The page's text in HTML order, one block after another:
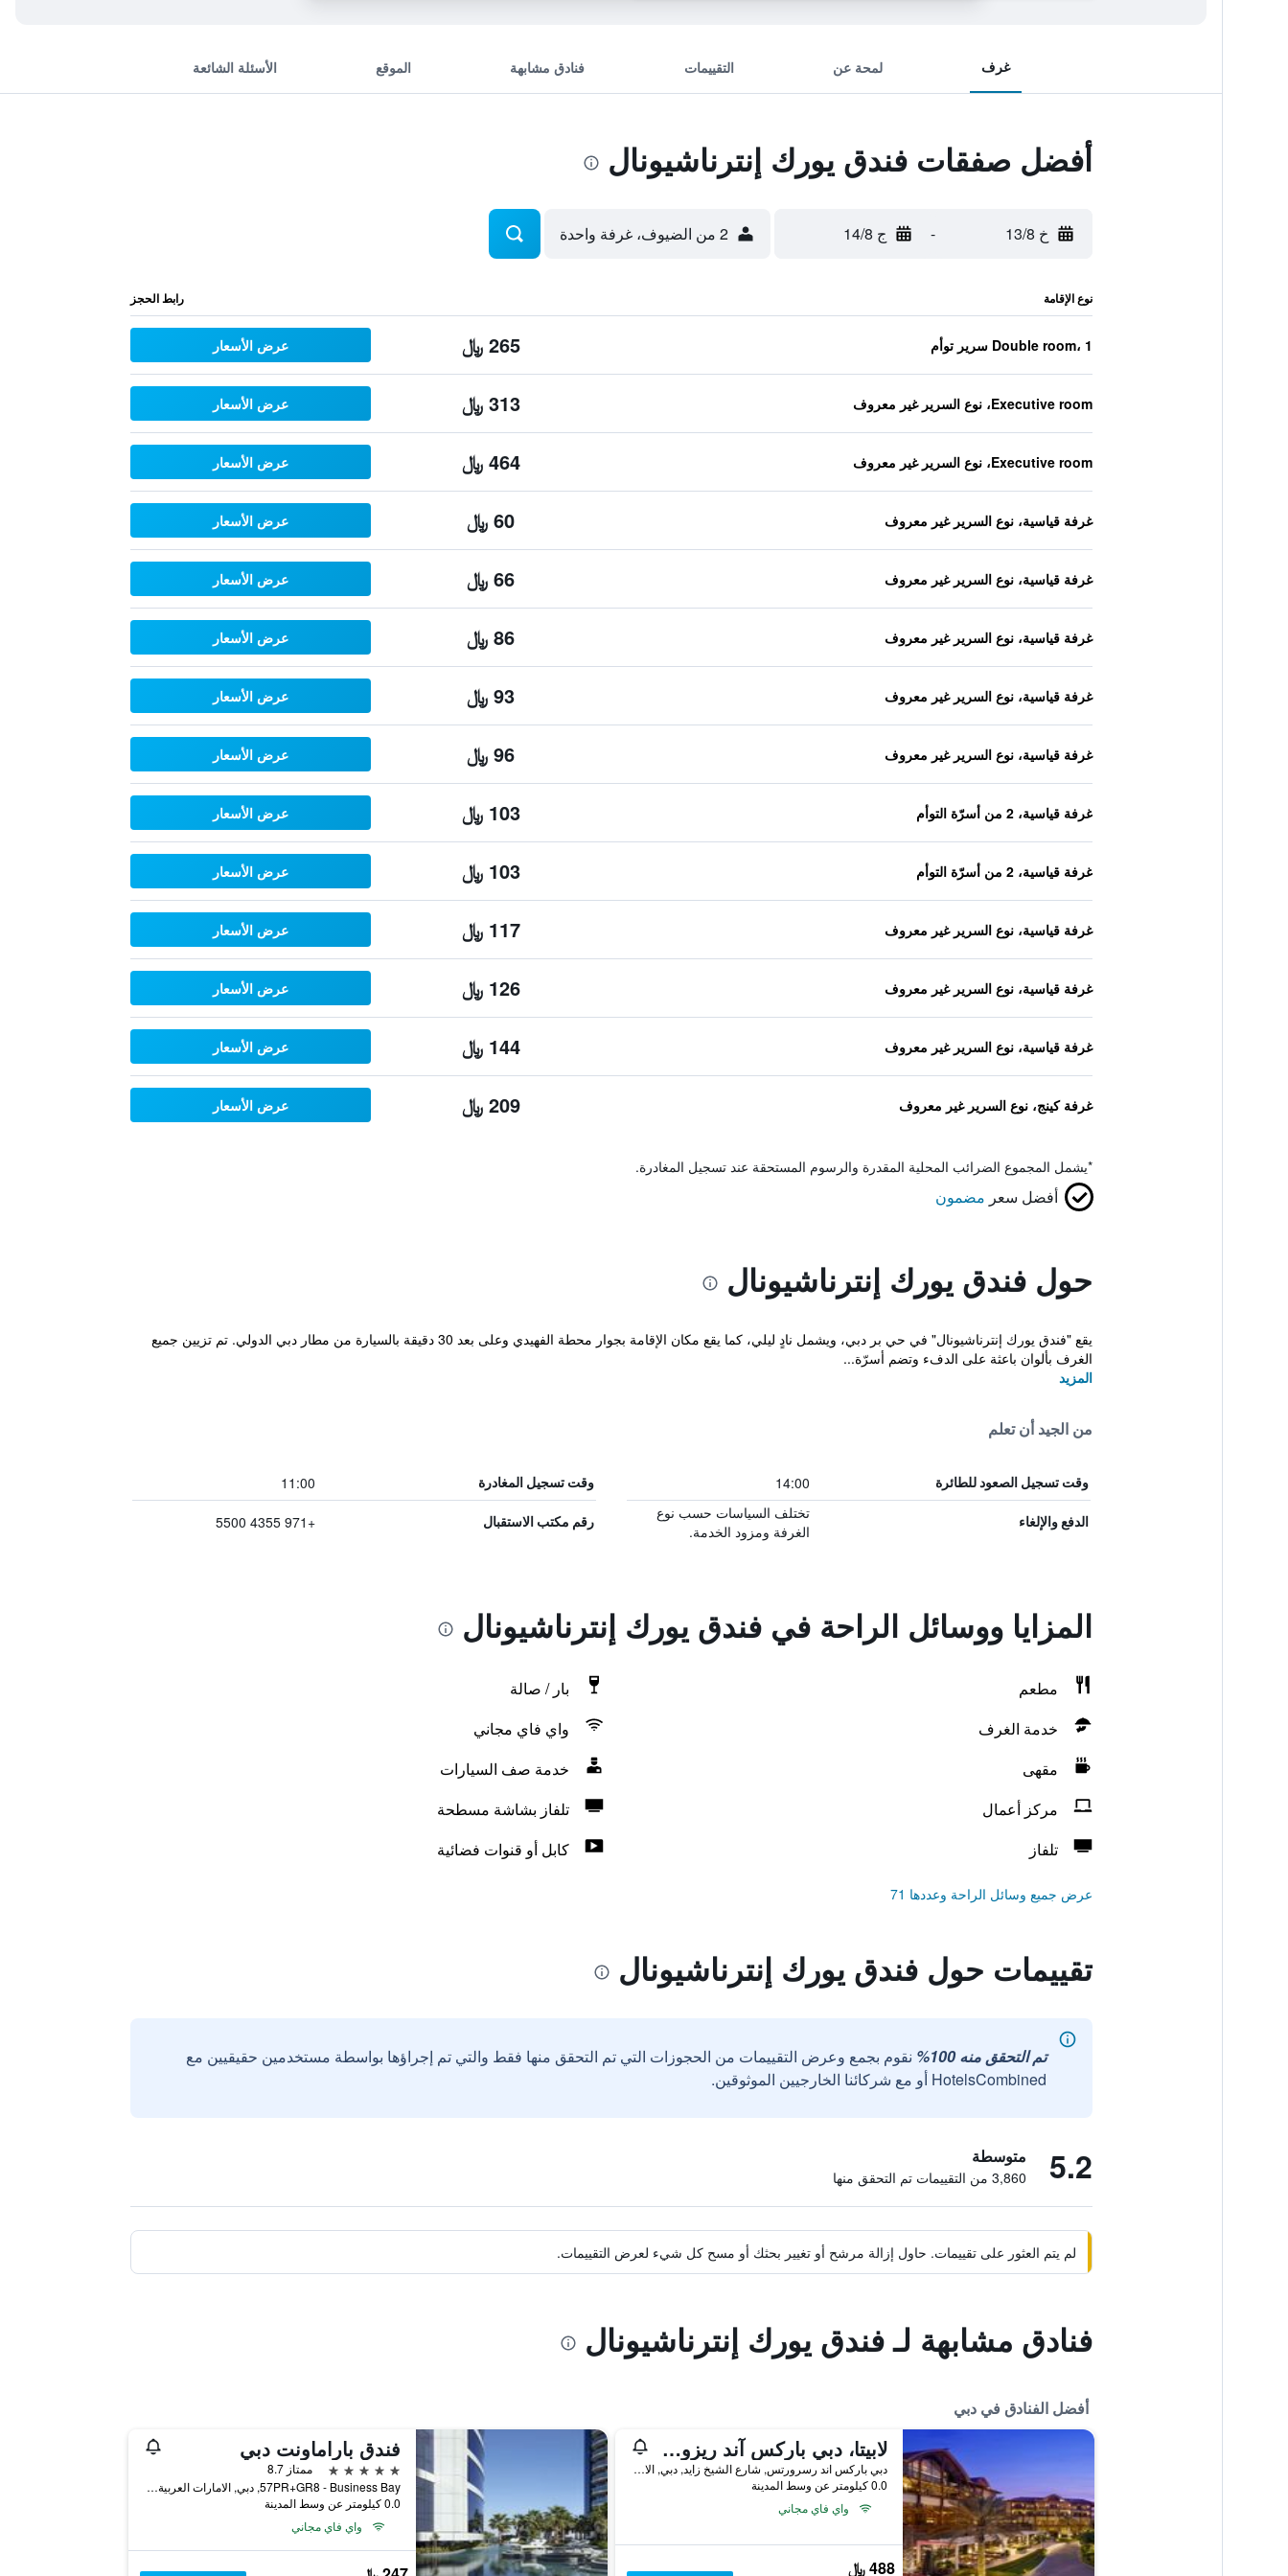
غرف لمحة عن التقييمات فنادق مشابهة الموقع الأسئلة الشائعة
أفضل صفقات فندق يورك إنترناشيونال
خ 13/8 - ج 14/8 2 من الضيوف، غرفة واحدة
نوع الإقامة رابط الحجز
Double room، 1 سرير توأم 265 ﷼ عرض الأسعار
Executive room، نوع السرير غير معروف 313 ﷼ عرض الأسعار
Executive room، نوع السرير غير معروف 464 ﷼ عرض الأسعار
غرفة قياسية، نوع السرير غير معروف 60 ﷼ عرض الأسعار
غرفة قياسية، نوع السرير غير معروف 66 ﷼ عرض الأسعار
غرفة قياسية، نوع السرير غير معروف 86 ﷼ عرض الأسعار
غرفة قياسية، نوع السرير غير معروف 93 ﷼ عرض الأسعار
غرفة قياسية، نوع السرير غير معروف 96 ﷼ عرض الأسعار
غرفة قياسية، 2 من أسرّة التوأم 103 ﷼ عرض الأسعار
غرفة قياسية، 2 من أسرّة التوأم 103 ﷼ عرض الأسعار
غرفة قياسية، نوع السرير غير معروف 117 ﷼ عرض الأسعار
غرفة قياسية، نوع السرير غير معروف 126 ﷼ عرض الأسعار
غرفة قياسية، نوع السرير غير معروف 144 ﷼ عرض الأسعار
غرفة كينج، نوع السرير غير معروف 209 ﷼ عرض الأسعار
*يشمل المجموع الضرائب المحلية المقدرة والرسوم المستحقة عند تسجيل المغادرة.
أفضل سعر مضمون
حول فندق يورك إنترناشيونال
يقع "فندق يورك إنترناشيونال" في حي بر دبي، ويشمل نادٍ ليلي، كما يقع مكان الإقامة بجوار محطة الفهيدي وعلى بعد 30 دقيقة بالسيارة من مطار دبي الدولي. تم تزيين جميع
الغرف بألوان باعثة على الدفء وتضم أسرّة...
المزيد
من الجيد أن تعلم
وقت تسجيل الصعود للطائرة 14:00 وقت تسجيل المغادرة 11:00
الدفع والإلغاء
تختلف السياسات حسب نوع
الغرفة ومزود الخدمة.
رقم مكتب الاستقبال +971 4355 5500
المزايا ووسائل الراحة في فندق يورك إنترناشيونال
مطعم
بار / صالة
خدمة الغرف
واي فاي مجاني
مقهى
خدمة صف السيارات
مركز أعمال
تلفاز بشاشة مسطحة
تلفاز
كابل أو قنوات فضائية
عرض جميع وسائل الراحة وعددها 71
تقييمات حول فندق يورك إنترناشيونال
تم التحقق منه 100%
نقوم بجمع وعرض التقييمات من الحجوزات التي تم التحقق منها فقط والتي تم إجراؤها بواسطة مستخدمين حقيقيين مع
HotelsCombined أو مع شركائنا الخارجيين الموثوقين.
5.2 متوسطة
3,860 من التقييمات تم التحقق منها
لم يتم العثور على تقييمات. حاول إزالة مرشح أو تغيير بحثك أو مسح كل شيء لعرض التقييمات.
فنادق مشابهة لـ فندق يورك إنترناشيونال
أفضل الفنادق في دبي
لابيتا، دبي باركس آند ريزورتس، أوتوغراف كوليكشن
دبي باركس اند رسرورتس, شارع الشيخ زايد, دبي, الامارات العربية المتحدة
0.0 كيلومتر عن وسط المدينة
واي فاي مجاني
488 ﷼
فندق باراماونت دبي
5 نجوم
ممتاز 8.7
57PR+GR8 - Business Bay, دبي, الامارات العربية المتحدة
0.0 كيلومتر عن وسط المدينة
واي فاي مجاني